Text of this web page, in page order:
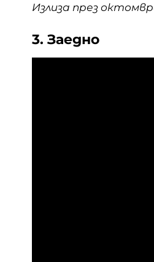
Излиза през
3. Заедно